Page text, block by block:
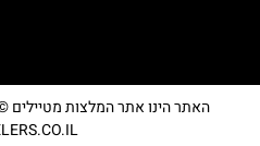
האתר הינו אתר המלצות מטיילים